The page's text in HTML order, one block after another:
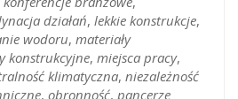
działań, lekkie konstrukcje,
wodoru, materiały
konstrukcyjne, miejsca pracy,
klimatyczna, niezależność
, obronność, pancerze